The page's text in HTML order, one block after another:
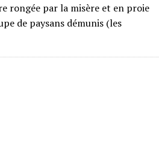
rongée par la misère et en proie
de paysans démunis (les